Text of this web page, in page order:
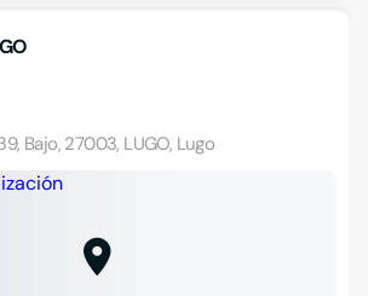
Bajo, 27003, LUGO, Lugo